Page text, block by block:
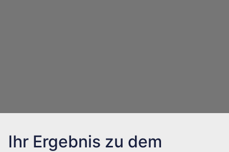
Ihr Ergebnis zu dem